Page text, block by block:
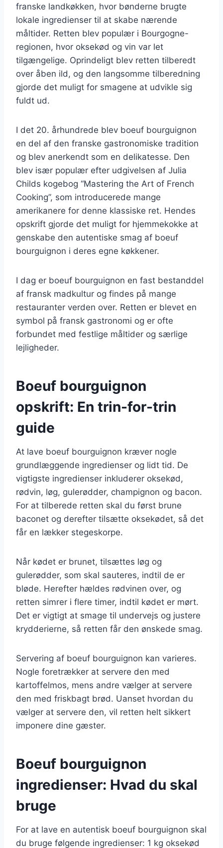
franske landkøkken, hvor bønderne brugte
lokale ingredienser til at skabe nærende
måltider. Retten blev populær i Bourgogne-
regionen, hvor oksekød og vin var let
tilgængelige. Oprindeligt blev retten tilberedt
over åben ild, og den langsomme tilberedning
gjorde det muligt for smagene at udvikle sig
fuldt ud.
I det 20. århundrede blev boeuf bourguignon
en del af den franske gastronomiske tradition
og blev anerkendt som en delikatesse. Den
blev især populær efter udgivelsen af Julia
Childs kogebog “Mastering the Art of French
Cooking”, som introducerede mange
amerikanere for denne klassiske ret. Hendes
opskrift gjorde det muligt for hjemmekokke at
genskabe den autentiske smag af boeuf
bourguignon i deres egne køkkener.
I dag er boeuf bourguignon en fast bestanddel
af fransk madkultur og findes på mange
restauranter verden over. Retten er blevet en
symbol på fransk gastronomi og er ofte
forbundet med festlige måltider og særlige
lejligheder.
Boeuf bourguignon
opskrift: En trin-for-trin
guide
At lave boeuf bourguignon kræver nogle
grundlæggende ingredienser og lidt tid. De
vigtigste ingredienser inkluderer oksekød,
rødvin, løg, gulerødder, champignon og bacon.
For at tilberede retten skal du først brune
baconet og derefter tilsætte oksekødet, så det
får en lækker stegeskorpe.
Når kødet er brunet, tilsættes løg og
gulerødder, som skal sauteres, indtil de er
bløde. Herefter hældes rødvinen over, og
retten simrer i flere timer, indtil kødet er mørt.
Det er vigtigt at smage til undervejs og justere
krydderierne, så retten får den ønskede smag.
Servering af boeuf bourguignon kan varieres.
Nogle foretrækker at servere den med
kartoffelmos, mens andre vælger at servere
den med friskbagt brød. Uanset hvordan du
vælger at servere den, vil retten helt sikkert
imponere dine gæster.
Boeuf bourguignon
ingredienser: Hvad du skal
bruge
For at lave en autentisk boeuf bourguignon skal
du bruge følgende ingredienser: 1 kg oksekød